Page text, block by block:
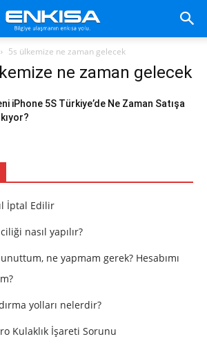
5s ülkemize ne zaman gelecek
ne zaman gelecek
iPhone 5S Türkiye’de Ne Zaman Satışa
İptal Edilir
nasıl yapılır?
ne yapmam gerek? Hesabımı
yolları nelerdir?
Kulaklık İşareti Sorunu